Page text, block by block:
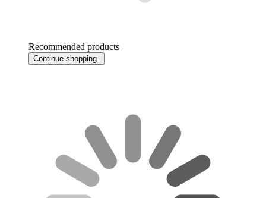
Recommended products
Continue shopping